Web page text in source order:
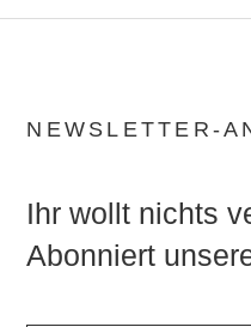
NEWSLETTER-
Ihr wollt nichts
Abonniert